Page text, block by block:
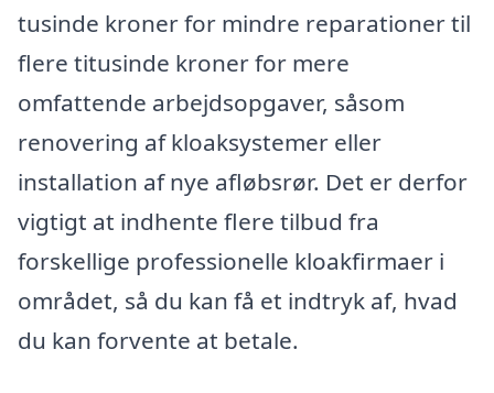
tusinde kroner for mindre reparationer til
flere titusinde kroner for mere
omfattende arbejdsopgaver, såsom
renovering af kloaksystemer eller
installation af nye afløbsrør. Det er derfor
vigtigt at indhente flere tilbud fra
forskellige professionelle kloakfirmaer i
området, så du kan få et indtryk af, hvad
du kan forvente at betale.